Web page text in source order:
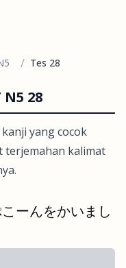
/ Tes 28
N5 28
yang cocok
terjemahan kalimat
ーんをかいまし